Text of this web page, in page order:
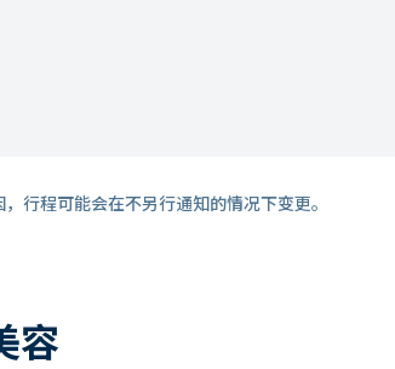
行程可能会在不另行通知的情况下变更。
容